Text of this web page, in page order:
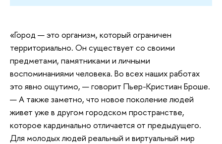
«Город — это организм, который ограничен
территориально. Он существует со своими
предметами, памятниками и личными
воспоминаниями человека. Во всех наших работах
это явно ощутимо, — говорит Пьер-Кристиан Броше.
— А также заметно, что новое поколение людей
живет уже в другом городском пространстве,
которое кардинально отличается от предыдущего.
Для молодых людей реальный и виртуальный мир